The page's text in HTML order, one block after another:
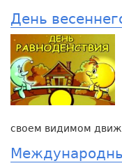
День
своем видимом